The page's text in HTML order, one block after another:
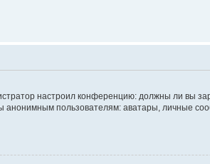
настроил конференцию: должны ли вы
пользователям: аватары, личные